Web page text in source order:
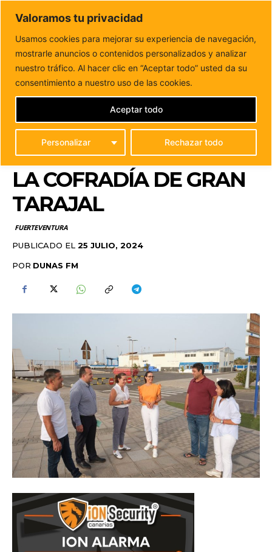
Valoramos tu privacidad
Usamos cookies para mejorar su experiencia de navegación,
mostrarle anuncios o contenidos personalizados y analizar
nuestro tráfico. Al hacer clic en “Aceptar todo” usted da su
consentimiento a nuestro uso de las cookies.
Personalizar Rechazar todo
Aceptar todo
DUNAS FM
Tu informacion de forma cercana
Inicio FUERTEVENTURA
El Cabildo visita la obra de
implementación de paneles solares en la...
EL CABILDO VISITA LA
IMPLEMENTACIÓN DE
PANELES SOLARES EN
LA COFRADÍA DE GRAN
TARAJAL
FUERTEVENTURA
PUBLICADO EL 25 JULIO, 2024
POR DUNAS FM